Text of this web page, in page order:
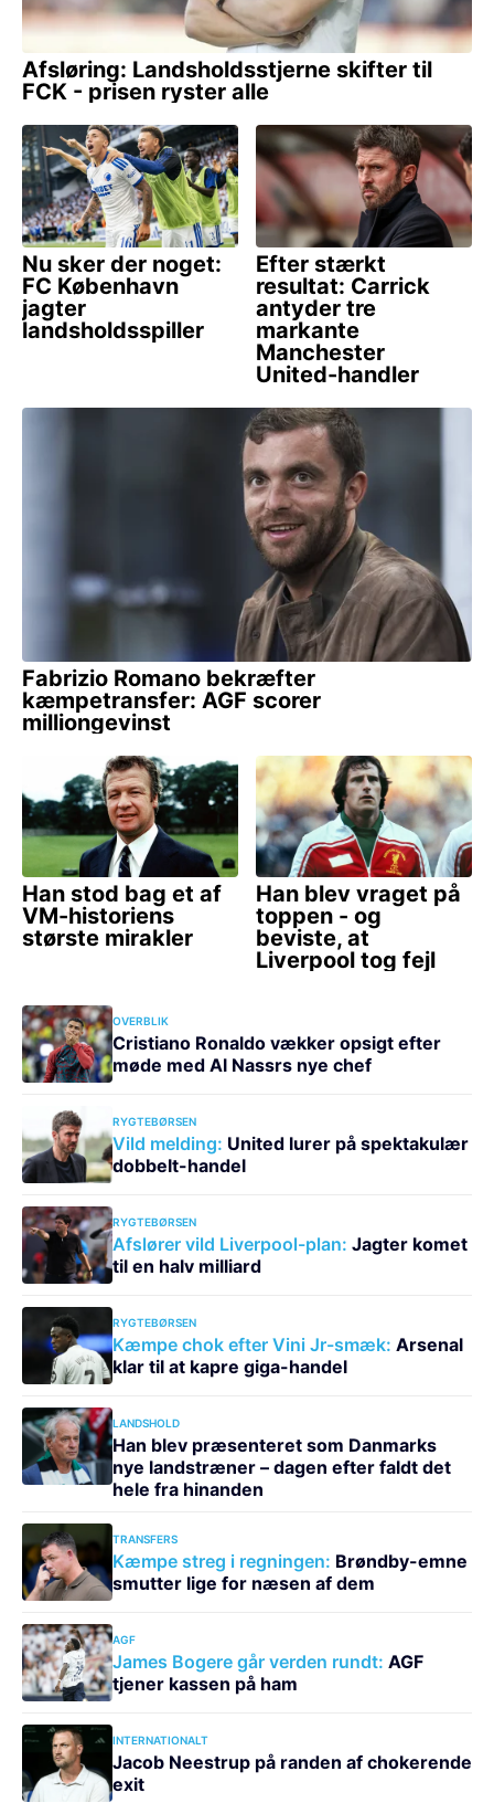
OVERBLIK
Cristiano Ronaldo vækker opsigt efter
møde med Al Nassrs nye chef
RYGTEBØRSEN
Vild melding: United lurer på spektakulær
dobbelt-handel
RYGTEBØRSEN
Afslører vild Liverpool-plan: Jagter komet
til en halv milliard
RYGTEBØRSEN
Kæmpe chok efter Vini Jr-smæk: Arsenal
klar til at kapre giga-handel
LANDSHOLD
Han blev præsenteret som Danmarks
nye landstræner – dagen efter faldt det
hele fra hinanden
TRANSFERS
Kæmpe streg i regningen: Brøndby-emne
smutter lige for næsen af dem
AGF
James Bogere går verden rundt: AGF
tjener kassen på ham
INTERNATIONALT
Jacob Neestrup på randen af chokerende
exit